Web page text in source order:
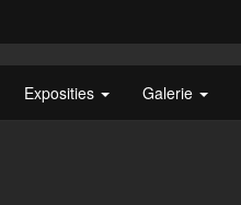
Exposities Galerie